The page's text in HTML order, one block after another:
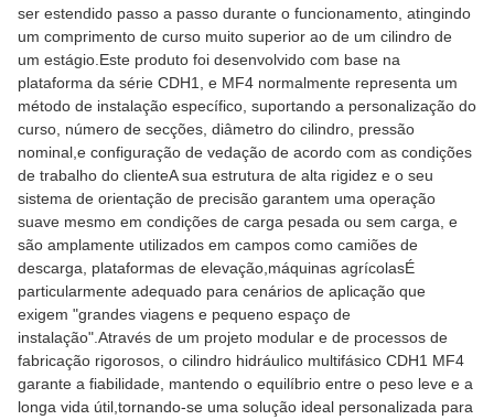
ser estendido passo a passo durante o funcionamento, atingindo
um comprimento de curso muito superior ao de um cilindro de
um estágio.Este produto foi desenvolvido com base na
plataforma da série CDH1, e MF4 normalmente representa um
método de instalação específico, suportando a personalização do
curso, número de secções, diâmetro do cilindro, pressão
nominal,e configuração de vedação de acordo com as condições
de trabalho do clienteA sua estrutura de alta rigidez e o seu
sistema de orientação de precisão garantem uma operação
suave mesmo em condições de carga pesada ou sem carga, e
são amplamente utilizados em campos como camiões de
descarga, plataformas de elevação,máquinas agrícolasÉ
particularmente adequado para cenários de aplicação que
exigem "grandes viagens e pequeno espaço de
instalação".Através de um projeto modular e de processos de
fabricação rigorosos, o cilindro hidráulico multifásico CDH1 MF4
garante a fiabilidade, mantendo o equilíbrio entre o peso leve e a
longa vida útil,tornando-se uma solução ideal personalizada para